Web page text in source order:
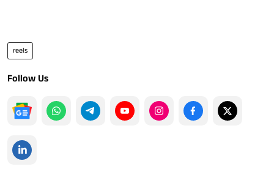
reels
Follow Us